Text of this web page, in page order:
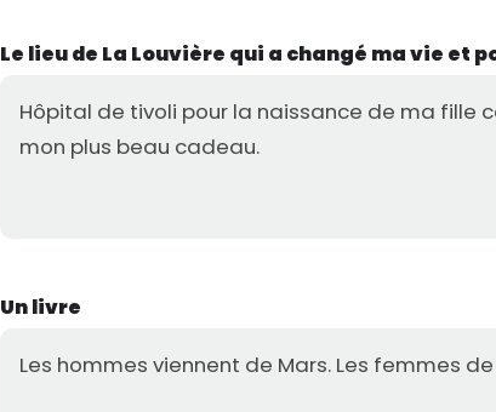
Le lieu de La Louvière qui a changé ma vie et
Hôpital de tivoli pour la naissance de ma fille
mon plus beau cadeau.
Un livre
Les hommes viennent de Mars. Les femmes